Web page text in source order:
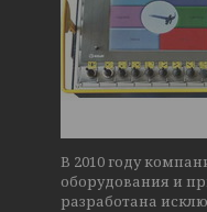
В 2010 году
оборудования и
разработана